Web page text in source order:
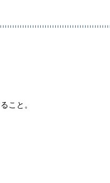
こと。